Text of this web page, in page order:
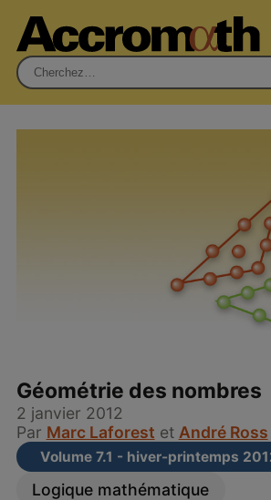
Rechercher :
Géométrie des nombres
2 janvier 2012
Par Marc Laforest et André Ross
Volume 7.1 - hiver-printemps
Logique mathématique